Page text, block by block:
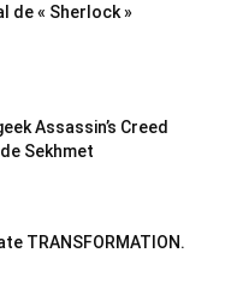
de « Sherlock »
Assassin’s Creed
Sekhmet
TRANSFORMATION.